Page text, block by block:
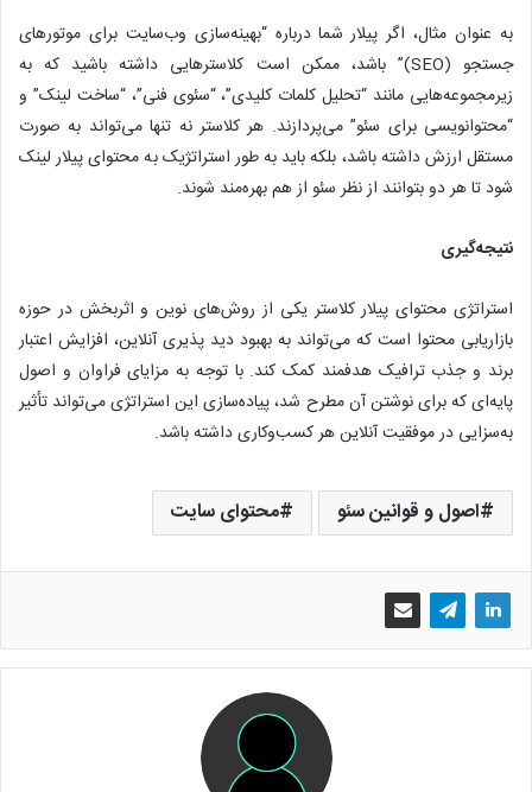
به عنوان مثال، اگر پیلار شما درباره “بهینه‌سازی وب‌سایت برای موتورهای
جستجو (SEO)” باشد، ممکن است کلاسترهایی داشته باشید که به
زیرمجموعه‌هایی مانند “تحلیل کلمات کلیدی”، “سئوی فنی”، “ساخت لینک” و
“محتوانویسی برای سئو” می‌پردازند. هر کلاستر نه تنها می‌تواند به صورت
مستقل ارزش داشته باشد، بلکه باید به طور استراتژیک به محتوای پیلار لینک
شود تا هر دو بتوانند از نظر سئو از هم بهره‌مند شوند.
نتیجه‌گیری
استراتژی محتوای پیلار کلاستر یکی از روش‌های نوین و اثربخش در حوزه
بازاریابی محتوا است که می‌تواند به بهبود دید پذیری آنلاین، افزایش اعتبار
برند و جذب ترافیک هدفمند کمک کند. با توجه به مزایای فراوان و اصول
پایه‌ای که برای نوشتن آن مطرح شد، پیاده‌سازی این استراتژی می‌تواند تأثیر
به‌سزایی در موفقیت آنلاین هر کسب‌و‌کاری داشته باشد.
اصول و قوانین سئو محتوای سایت